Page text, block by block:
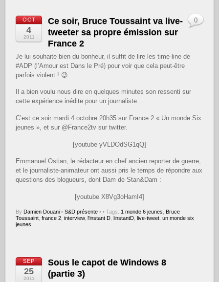
OCT
4
2011
Ce soir, Bruce Toussaint va live-
tweeter sa propre émission sur
France 2
Je lui souhaite bien du bonheur, il suffit de lire les time-line de
#ADP (l’Amour est Dans le Pré) pour voir que cela peut-être
parfois violent ! 😉
Il a bien voulu nous dire en quelques minutes son ressenti sur
cette expérience inédite pour un journaliste…
C’est ce soir mardi 4 octobre 20h35 sur France 2 « Un monde Six
jeunes », et sur @France2tv sur twitter.
[youtube yVLDOdSG1qQ]
Emmanuel Ostian, le rédacteur en chef ancien reporter de guerre,
et le journaliste-animateur ont aussi pris le temps de répondre aux
questions des blogueurs, dont Dam de Stan&Dam :
[youtube X8Vg3oHamI4]
By Damien Douani • S&D présente •
0
• Tags: 1 monde 6 jeunes
Bruce
Toussaint ,france 2 ,interview,l'instant D ,linstantD ,live-tweet ,un monde six
jeunes
SEP
25
2011
Sous le capot de Windows 8
(partie 3)